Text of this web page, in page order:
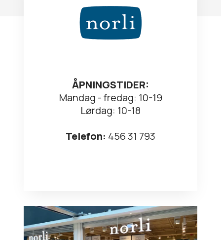
ÅPNINGSTIDER:
Mandag - fredag: 10-19
Lørdag: 10-18
Telefon: 456 31 793